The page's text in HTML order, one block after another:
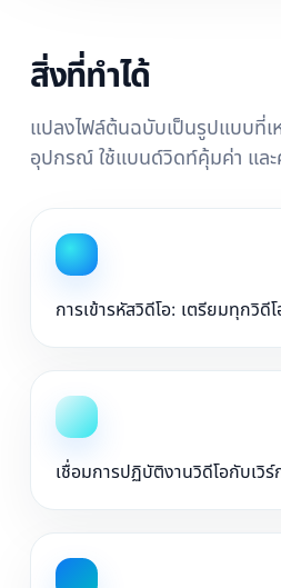
สิ่งที่ทำได้
แปลงไฟล์ต้นฉบับเป็นรูปแบบที่เ
อุปกรณ์ ใช้แบนด์วิดท์คุ้มค่า แล
การเข้ารหัสวิดีโอ: เตรียมทุกวิดีโ
เชื่อมการปฏิบัติงานวิดีโอกับเวิ